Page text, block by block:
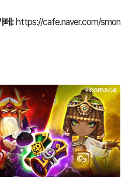
페:https://cafe.naver.com/smon